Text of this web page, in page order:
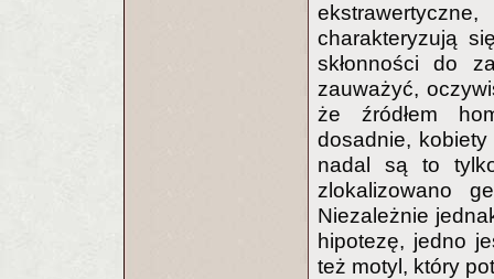
charakteryzują
skłonności do
zauważyć,
że źródłem
dosadnie,
nadal są to
zlokalizowano
Niezależnie
hipotezę, jedno
też motyl, który